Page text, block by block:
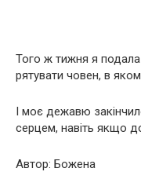
Того ж тижня я
рятувати човен, в
І моє дежавю
серцем, навіть якщо
Автор: Божена